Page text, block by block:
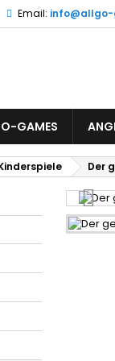
Email:
GAMES
Der